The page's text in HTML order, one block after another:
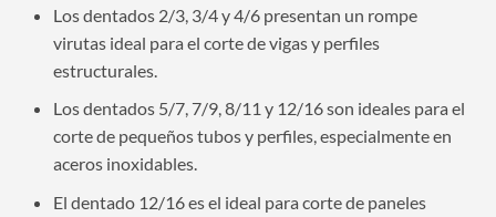
Los dentados 2/3, 3/4 y 4/6 presentan un rompe
virutas ideal para el corte de vigas y perfiles
estructurales.
Los dentados 5/7, 7/9, 8/11 y 12/16 son ideales para el
corte de pequeños tubos y perfiles, especialmente en
aceros inoxidables.
El dentado 12/16 es el ideal para corte de paneles